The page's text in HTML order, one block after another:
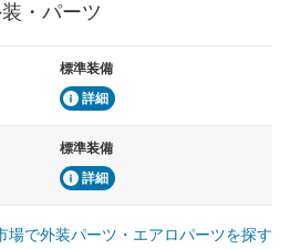
・パーツ
標準装備
詳細
標準装備
詳細
場で外装パーツ・エアロパーツを探す